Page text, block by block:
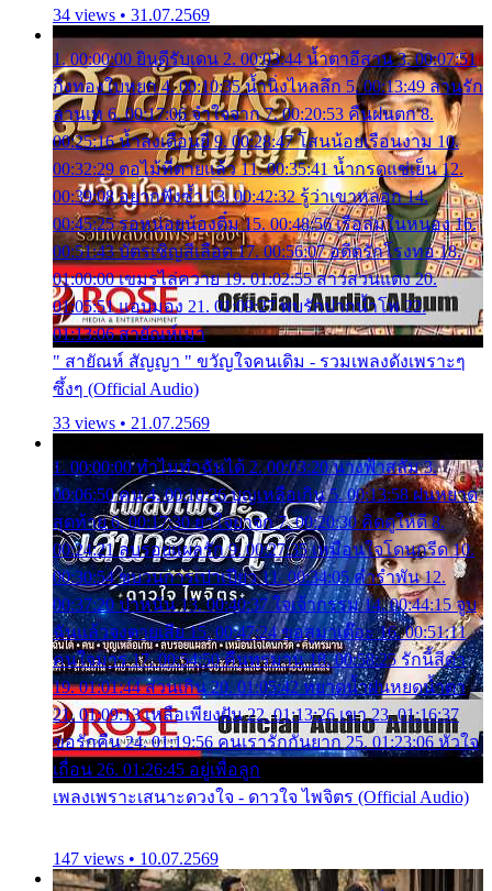
34 views • 31.07.2569
1. 00:00:00 ยินดีรับเดน 2. 00:03:44 น้ำตาอีสาน 3. 00:07:51
กิ่งทองใบหยก 4. 00:10:35 น้ำนิ่งไหลลึก 5. 00:13:49 ลานรัก
ลานเท 6. 00:17:06 จำใจจาก 7. 00:20:53 คืนฝนตก 8.
00:25:16 น้ำลงเดือนยี่ 9. 00:28:47 โสนน้อยเรือนงาม 10.
00:32:29 ตอไม้ที่ตายแล้ว 11. 00:35:41 น้ำกรดแช่เย็น 12.
00:39:08 อยากฟังซ้ำ 13. 00:42:32 รู้ว่าเขาหลอก 14.
00:45:25 รอหน่อยน้องติ๋ม 15. 00:48:56 เรือล่มในหนอง 16.
00:51:43 บัตรเชิญสีเลือด 17. 00:56:07 อดีตรักโรงทอ 18.
01:00:00 เขมรไล่ควาย 19. 01:02:55 สาวสวนแตง 20.
01:05:51 แอบมอง 21. 01:09:27 พบรักปากน้ำโพ 22.
01:13:06 สายัณห์เมา
" สายัณห์ สัญญา " ขวัญใจคนเดิม - รวมเพลงดังเพราะๆ
ซึ้งๆ (Official Audio)
33 views • 21.07.2569
1. 00:00:00 ทำไมทำฉันได้ 2. 00:03:20 นางฟ้าสลัม 3.
00:06:50 คน 4. 00:10:36 บุญเหลือเกิน 5. 00:13:58 ฝนหยาด
สุดท้าย 6. 00:17:30 ยาใจยาจก 7. 00:20:30 คิดดูให้ดี 8.
00:24:21 ลบรอยแผลรัก 9. 00:27:35 เหมือนใจโดนกรีด 10.
00:30:54 ขบวนการเปาเปียว 11. 00:34:05 คำรำพัน 12.
00:37:20 ปาหนัน 13. 00:40:37 ใจเจ้ากรรม 14. 00:44:15 จูบ
ฉันแล้วจงตายเสีย 15. 00:47:24 ขอสูมาเต๊อะ 16. 00:51:11
คนใจมาร 17. 00:54:50 คืนทรมาน 18. 00:58:25 รักนี้สีดำ
19. 01:01:44 ส่วนเกิน 20. 01:05:42 หยาดน้ำฝนหยดน้ำตา
21. 01:09:13 เหลือเพียงฝัน 22. 01:13:26 เขา 23. 01:16:37
ขอรักคืน 24. 01:19:56 คนเรารักกันยาก 25. 01:23:06 หัวใจ
เถื่อน 26. 01:26:45 อยู่เพื่อลูก
เพลงเพราะเสนาะดวงใจ - ดาวใจ ไพจิตร (Official Audio)
147 views • 10.07.2569